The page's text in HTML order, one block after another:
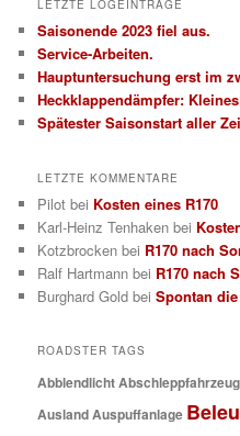
LETZTE LOGEINTRÄGE
Saisonende 2023 fiel aus.
Service-Arbeiten.
Hauptuntersuchung erst im
Heckklappendämpfer:
Spätester Saisonstart aller
LETZTE KOMMENTARE
Pilot bei Kosten eines R170
Karl-Heinz Tenhaken bei
Kotzbrocken bei R170 nach
Ralf Hartmann bei R170 nach
Burghard Gold beiSpontan
ROADSTER TAGS
AbblendlichtAbschleppfahrzeug
AuslandAuspuffanlage